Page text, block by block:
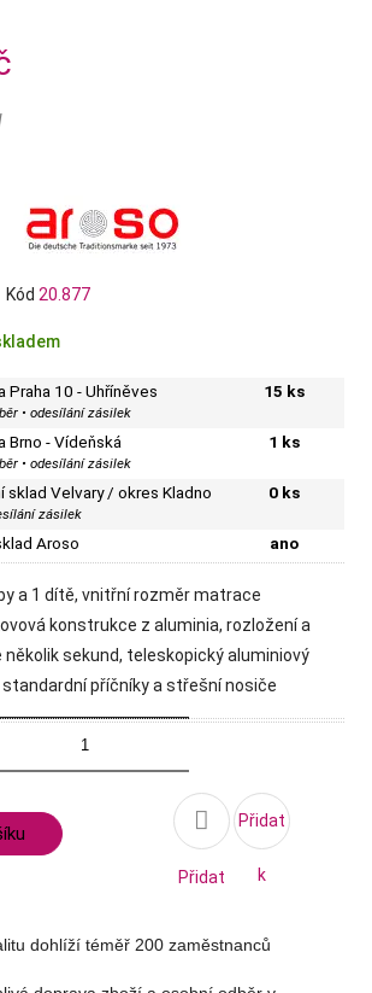
Kód 20.877
Praha 10 - Uhříněves
• odesílání zásilek
15 ks
Brno - Vídeňská
• odesílání zásilek
1 ks
sklad Velvary / okres Kladno
zásilek
0 ks
Aroso ano
a 1 dítě, vnitřní rozměr matrace
konstrukce z aluminia, rozložení a
několik sekund, teleskopický aluminiový
standardní příčníky a střešní nosiče

Přidat
seznam
Přidat
k
dohlíží téměř 200 zaměstnanců